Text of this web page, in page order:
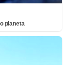
planeta